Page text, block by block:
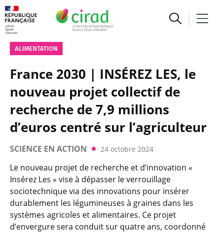
ALIMENTATION
France 2030 | INSÉREZ LES, le
nouveau projet collectif de
recherche de 7,9 millions
d’euros centré sur l’agriculteur
SCIENCE EN ACTION 24 octobre 2024
Le nouveau projet de recherche et d’innovation «
Insérez Les » vise à dépasser le verrouillage
sociotechnique via des innovations pour insérer
durablement les légumineuses à graines dans les
systèmes agricoles et alimentaires. Ce projet
d’envergure sera conduit sur quatre ans, coordonné